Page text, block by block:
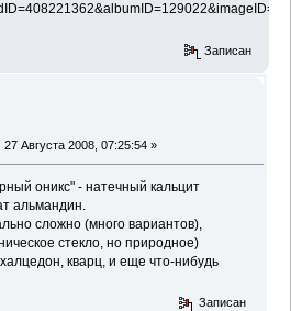
Записан
27 Августа 2008, 07:25:54 »
оникс" - натечный кальцит
альмандин.
сложно (много вариантов),
стекло, но природное)
кварц, и еще что-нибудь
Записан